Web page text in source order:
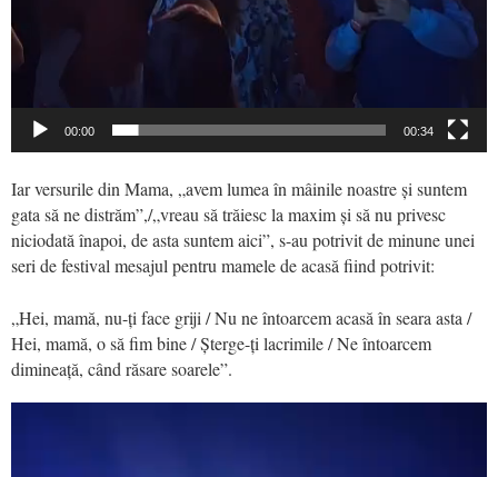
00:00 00:34
Iar versurile din Mama, „avem lumea în mâinile noastre și suntem
gata să ne distrăm”,/„vreau să trăiesc la maxim și să nu privesc
niciodată înapoi, de asta suntem aici”, s-au potrivit de minune unei
seri de festival mesajul pentru mamele de acasă fiind potrivit:
„Hei, mamă, nu-ți face griji / Nu ne întoarcem acasă în seara asta /
Hei, mamă, o să fim bine / Șterge-ți lacrimile / Ne întoarcem
dimineață, când răsare soarele”.